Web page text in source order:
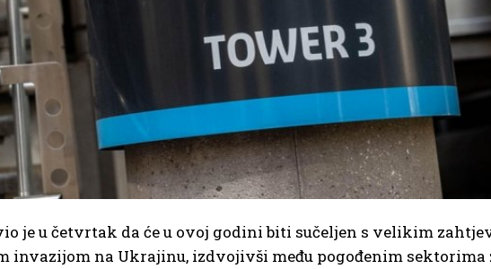
je u četvrtak da će u ovoj godini biti sučeljen s velikim
invazijom na Ukrajinu, izdvojivši među pogođenim